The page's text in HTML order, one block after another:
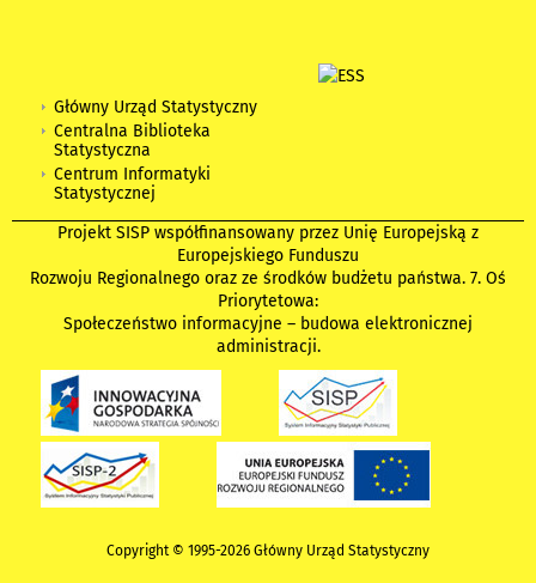
Główny Urząd Statystyczny
Centralna Biblioteka
Statystyczna
Centrum Informatyki
Statystycznej
Projekt SISP współfinansowany przez Unię Europejską z
Europejskiego Funduszu
Rozwoju Regionalnego oraz ze środków budżetu państwa. 7. Oś
Priorytetowa:
Społeczeństwo informacyjne – budowa elektronicznej
administracji.
Copyright © 1995-2026 Główny Urząd Statystyczny